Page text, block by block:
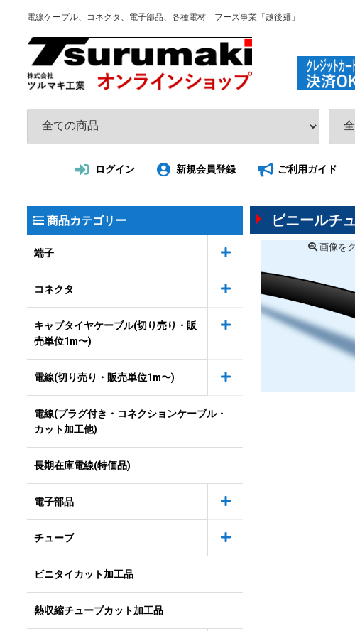
電線ケーブル、コネクタ、電子部品、各種電材 フーズ事業「越後麺」
ログイン 新規会員登録 ご利用ガイド
商品カテゴリー
端子
コネクタ
キャブタイヤケーブル(切り売り・販
売単位1m〜)
電線(切り売り・販売単位1m〜)
電線(プラグ付き・コネクションケーブル・
カット加工他)
長期在庫電線(特価品)
電子部品
チューブ
ビニタイカット加工品
熱収縮チューブカット加工品
ビニールチ
画像を